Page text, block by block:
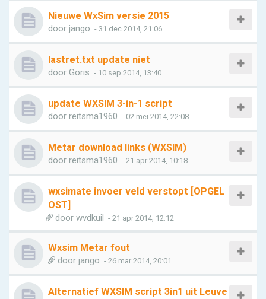
Nieuwe WxSim versie 2015
door jango - 31 dec 2014, 21:06
lastret.txt update niet
door Goris - 10 sep 2014, 13:40
update WXSIM 3-in-1 script
door reitsma1960 - 02 mei 2014, 22:08
Metar download links (WXSIM)
door reitsma1960 - 21 apr 2014, 10:18
wxsimate invoer veld verstopt [OPGEL
OST]
door wvdkuil - 21 apr 2014, 12:12
Wxsim Metar fout
door jango - 26 mar 2014, 20:01
Alternatief WXSIM script 3in1 uit Leuve